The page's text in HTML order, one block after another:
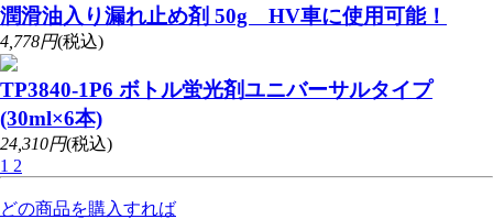
潤滑油入り漏れ止め剤 50g HV車に使用可能！
4,778円(税込)
TP3840-1P6 ボトル蛍光剤ユニバーサルタイプ
(30ml×6本)
24,310円(税込)
1 2
どの商品を購入すれば